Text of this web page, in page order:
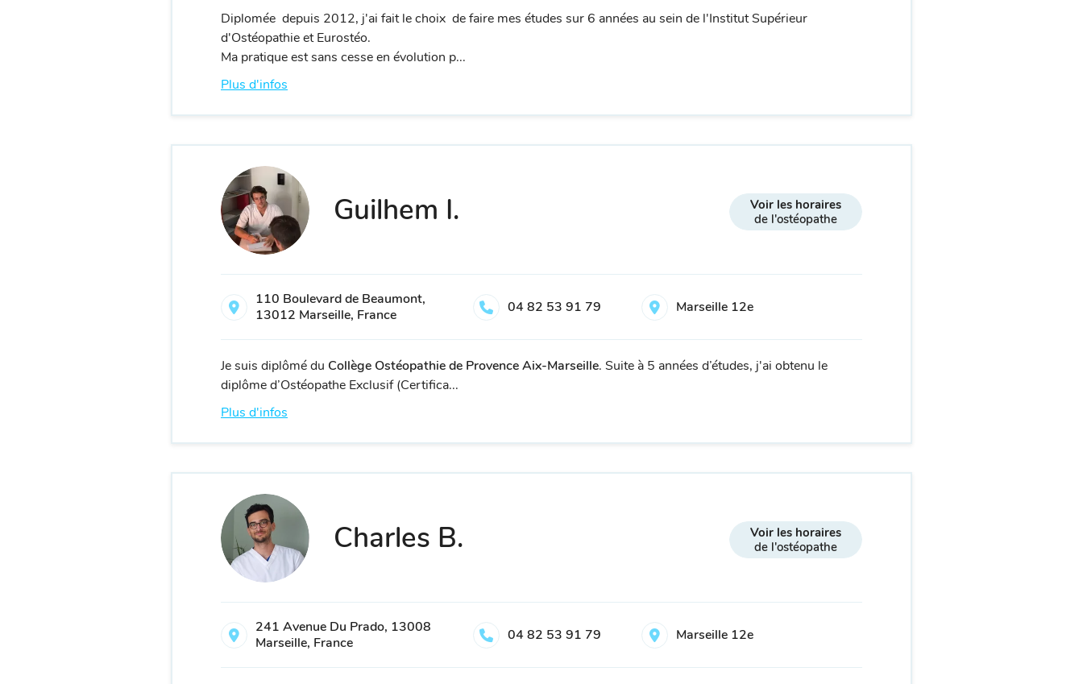
Diplomée depuis 2012, j'ai fait le choix de faire mes études sur 6 années au sein de l'Institut Supérieur
d'Ostéopathie et Eurostéo.
Ma pratique est sans cesse en évolution p...
Plus d'infos
Guilhem I.
Voir les horaires
de l'ostéopathe
110 Boulevard de Beaumont,
13012 Marseille, France
04 82 53 91 79 Marseille 12e
Je suis diplômé du Collège Ostéopathie de Provence Aix-Marseille. Suite à 5 années d’études, j'ai obtenu le
diplôme d’Ostéopathe Exclusif (Certifica...
Plus d'infos
Charles B.
Voir les horaires
de l'ostéopathe
241 Avenue Du Prado, 13008
Marseille, France
04 82 53 91 79 Marseille 12e